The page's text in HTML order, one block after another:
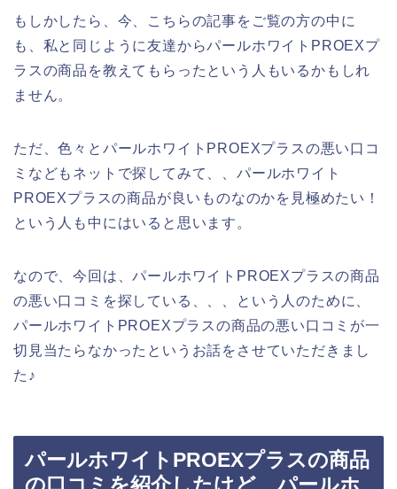
もしかしたら、今、こちらの記事をご覧の方の中に
も、私と同じように友達からパールホワイトPROEXプ
ラスの商品を教えてもらったという人もいるかもしれ
ません。
ただ、色々とパールホワイトPROEXプラスの悪い口コ
ミなどもネットで探してみて、、パールホワイト
PROEXプラスの商品が良いものなのかを見極めたい！
という人も中にはいると思います。
なので、今回は、パールホワイトPROEXプラスの商品
の悪い口コミを探している、、、という人のために、
パールホワイトPROEXプラスの商品の悪い口コミが一
切見当たらなかったというお話をさせていただきまし
た♪
パールホワイトPROEXプラスの商品